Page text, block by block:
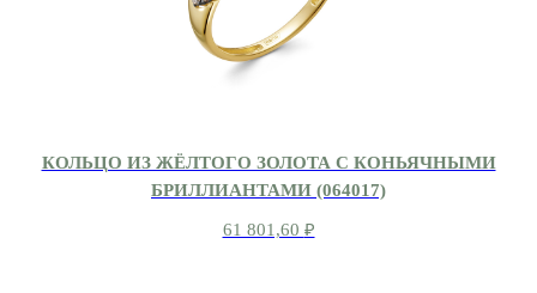
КОЛЬЦО ИЗ ЖЁЛТОГО ЗОЛОТА С КОНЬЯЧНЫМИ
БРИЛЛИАНТАМИ (064017)
61 801,60 ₽